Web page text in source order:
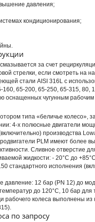
давления;
кондиционирования;
за счет
стрелки, если смотреть на
стали AISI 316L с
160, 65-200, 65-250, 65-315, 80,
оснащенных чугунным рабочим
типа «беличье колесо»,
4-х полюсные двигатели
производства
PLМ имеют более
Сливное отверстие
жидкости: - 20°C до
стандартного исполнения
давление: 12 бар (PN 12) до
до 120°C, 10 бар
рабочего колеса выполнены
по запросу